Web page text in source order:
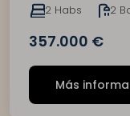
2 Habs 2
357.000 €
Más